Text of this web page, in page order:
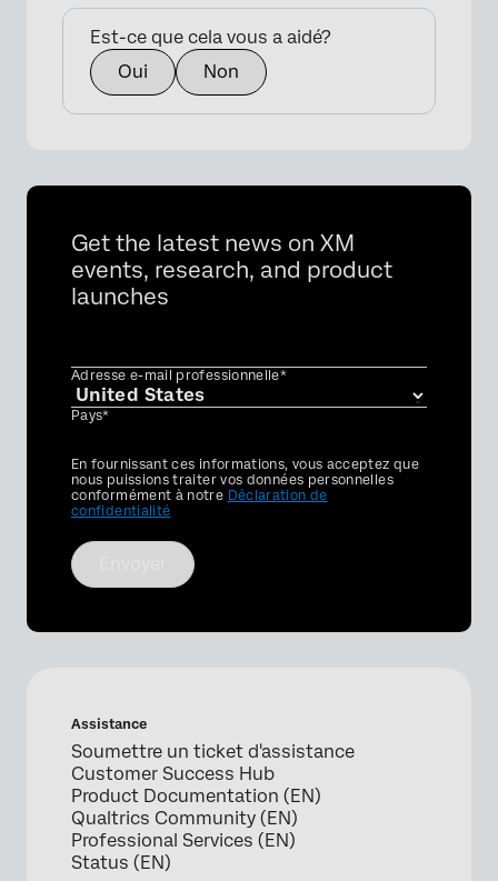
Est-ce que cela vous a aidé?
Oui
Non
Get the latest news on XM
events, research, and product
launches
Adresse e-mail professionnelle*
Pays*
Privacy
Optin
En fournissant ces informations, vous acceptez que
nous puissions traiter vos données personnelles
conformément à notre Déclaration de
confidentialité
Assistance
Soumettre un ticket d'assistance
Customer Success Hub
Product Documentation (EN)
Qualtrics Community (EN)
Professional Services (EN)
Status (EN)